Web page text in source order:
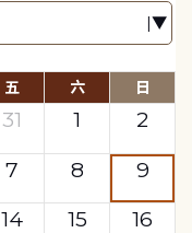
五 六 日
31 1
2
7 8
9
14 15
16